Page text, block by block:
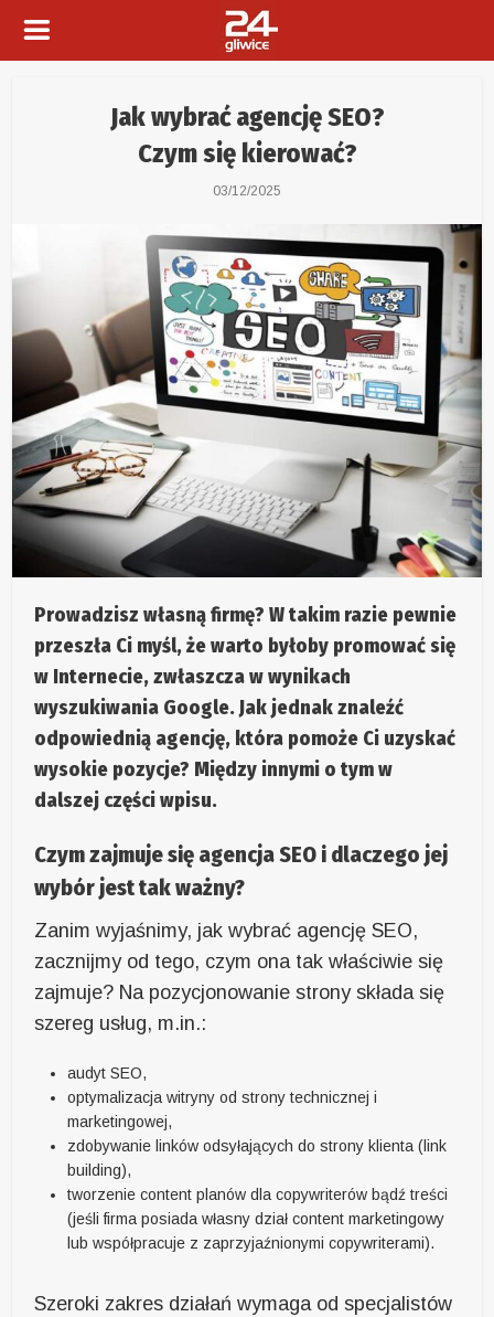
Jak wybrać agencję SEO?
Czym się kierować?
03/12/2025
Prowadzisz własną firmę? W takim razie pewnie
przeszła Ci myśl, że warto byłoby promować się
w Internecie, zwłaszcza w wynikach
wyszukiwania Google. Jak jednak znaleźć
odpowiednią agencję, która pomoże Ci uzyskać
wysokie pozycje? Między innymi o tym w
dalszej części wpisu.
Czym zajmuje się agencja SEO i dlaczego jej
wybór jest tak ważny?
Zanim wyjaśnimy, jak wybrać agencję SEO,
zacznijmy od tego, czym ona tak właściwie się
zajmuje? Na pozycjonowanie strony składa się
szereg usług, m.in.:
audyt SEO,
optymalizacja witryny od strony technicznej i
marketingowej,
zdobywanie linków odsyłających do strony klienta (link
building),
tworzenie content planów dla copywriterów bądź treści
(jeśli firma posiada własny dział content marketingowy
lub współpracuje z zaprzyjaźnionymi copywriterami).
Szeroki zakres działań wymaga od specjalistów